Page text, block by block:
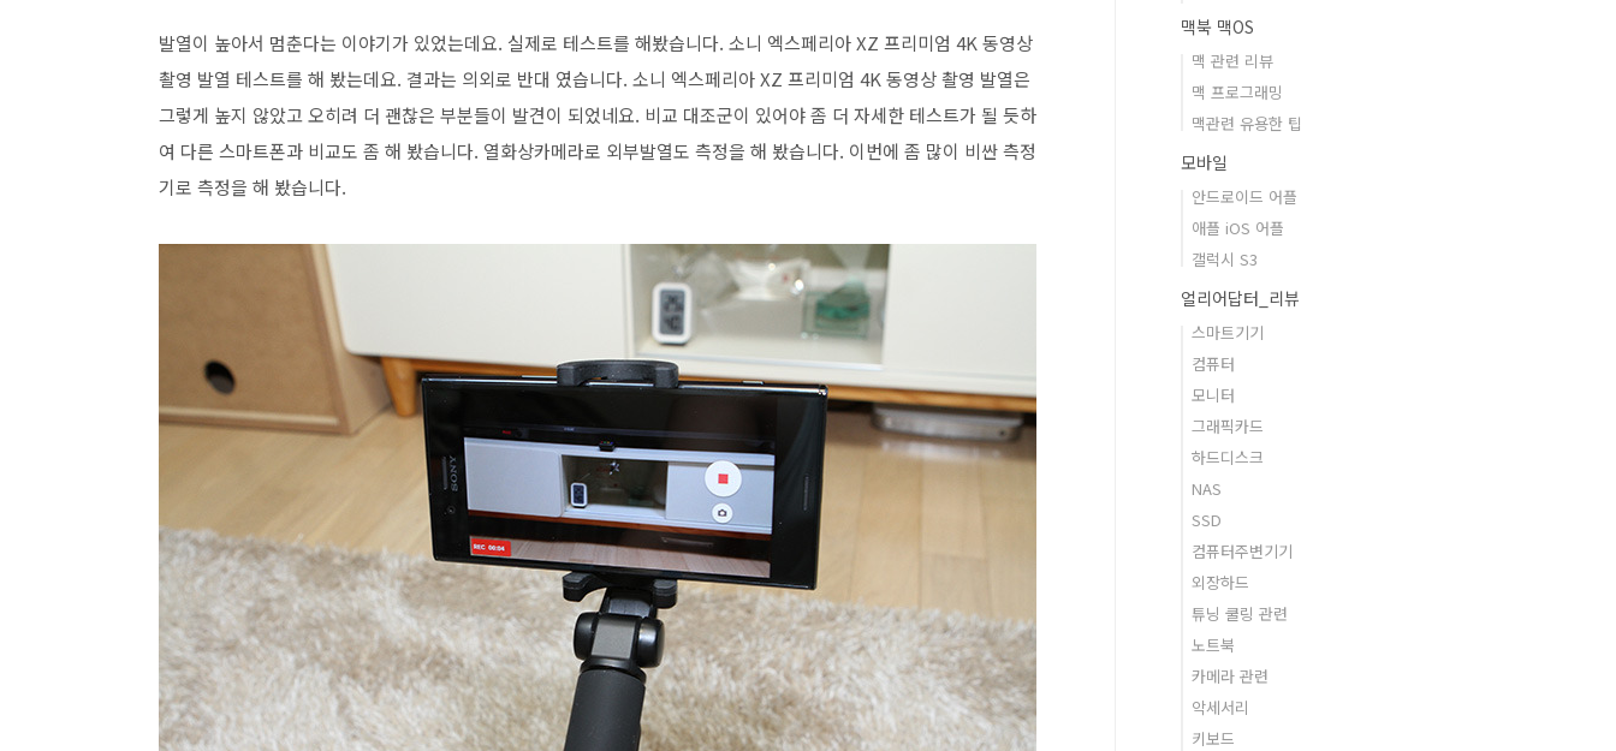
발열이 높아서 멈춘다는 이야기가 있었는데요. 실제로 테스트를 해봤습니다. 소니 엑스페리아 XZ 프리미엄 4K 동영상
촬영 발열 테스트를 해 봤는데요. 결과는 의외로 반대 였습니다. 소니 엑스페리아 XZ 프리미엄 4K 동영상 촬영 발열은
그렇게 높지 않았고 오히려 더 괜찮은 부분들이 발견이 되었네요. 비교 대조군이 있어야 좀 더 자세한 테스트가 될 듯하
여 다른 스마트폰과 비교도 좀 해 봤습니다. 열화상카메라로 외부발열도 측정을 해 봤습니다. 이번에 좀 많이 비싼 측정
기로 측정을 해 봤습니다.
맥북 맥OS
맥 관련 리뷰
맥 프로그래밍
맥관련 유용한 팁
모바일
안드로이드 어플
애플 iOS 어플
갤럭시 S3
얼리어답터_리뷰
스마트기기
컴퓨터
모니터
그래픽카드
하드디스크
NAS
SSD
컴퓨터주변기기
외장하드
튜닝 쿨링 관련
노트북
카메라 관련
악세서리
키보드